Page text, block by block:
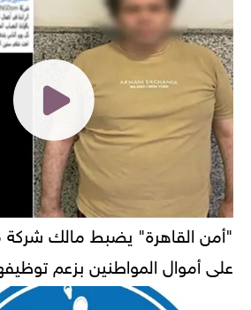
"أمن القاهرة" يضبط مالك
على أموال المواطنين بزعم